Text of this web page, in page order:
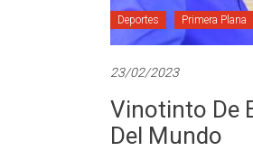
Deportes Primera Plana
23/02/2023
Vinotinto De
Del Mundo